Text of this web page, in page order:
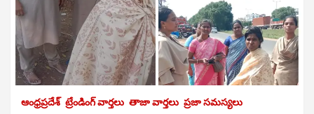
ఆంధ్రప్రదేశ్ ట్రేండింగ్ వార్తలు తాజా వార్తలు ప్రజా సమస్యలు